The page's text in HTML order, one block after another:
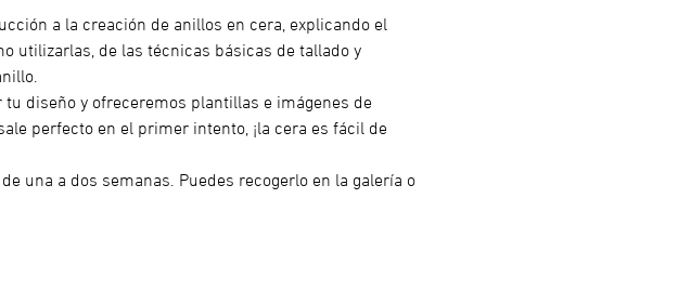
a la creación de anillos en cera, explicando el
utilizarlas, de las técnicas básicas de tallado y
diseño y ofreceremos plantillas e imágenes de
perfecto en el primer intento, ¡la cera es fácil de
una a dos semanas. Puedes recogerlo en la galería o